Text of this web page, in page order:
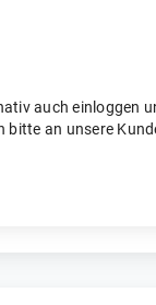
auch
bitte an unsere